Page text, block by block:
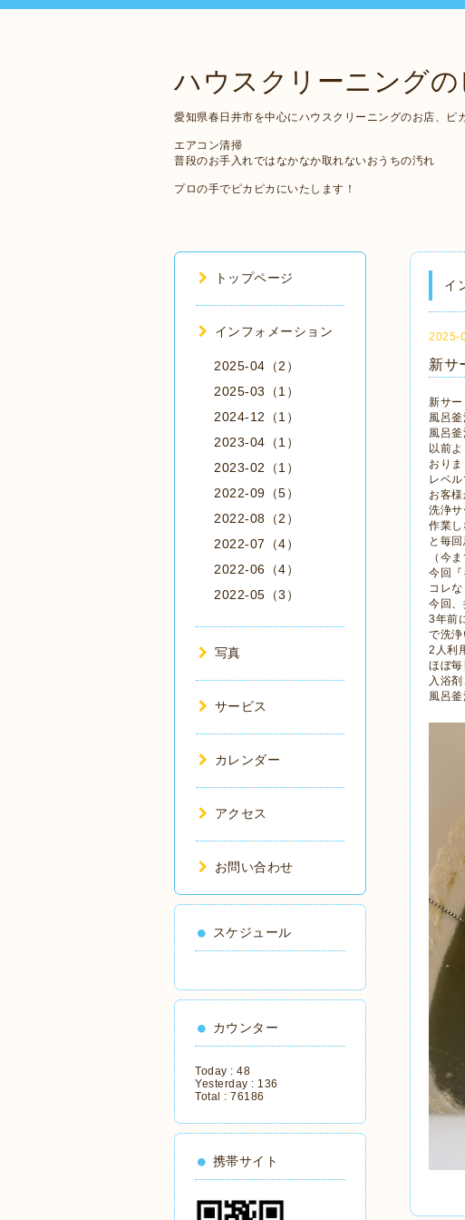
ハウスクリーニング
愛知県春日井市を中心にハウスクリーニングのお店、ピ
エアコン清掃
普段のお手入れではなかなか取れないおうちの汚れ
プロの手でピカピカにいたします！
イ
2025-
新サ
新サー
風呂
風呂
以前
おり
レベ
お客
洗浄サ
作業し
と毎
（今
今回
コレ
今回、
3年前
で洗浄
2人利
ほぼ毎
入浴
風呂
トップページ
インフォメーション
2025-04（2）
2025-03（1）
2024-12（1）
2023-04（1）
2023-02（1）
2022-09（5）
2022-08（2）
2022-07（4）
2022-06（4）
2022-05（3）
写真
サービス
カレンダー
アクセス
お問い合わせ
スケジュール
カウンター
Today : 48
Yesterday : 136
Total : 76186
携帯サイト